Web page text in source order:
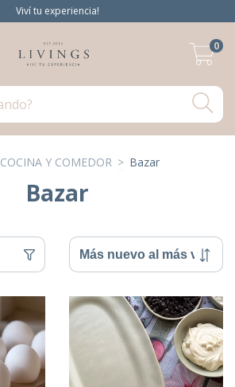
Viví tu experiencia!
0
COCINA Y COMEDOR > Bazar
Bazar